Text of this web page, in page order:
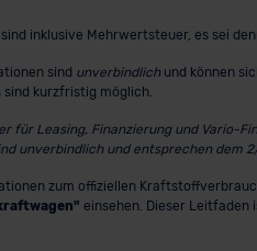
inklusive Mehrwertsteuer, es sei
sind unverbindlichund können
sind kurzfristig möglich.
für Leasing, Finanzierung und Vario-
unverbindlich und entsprechen dem
zum offiziellen
einsehen. Dieser Leitfaden